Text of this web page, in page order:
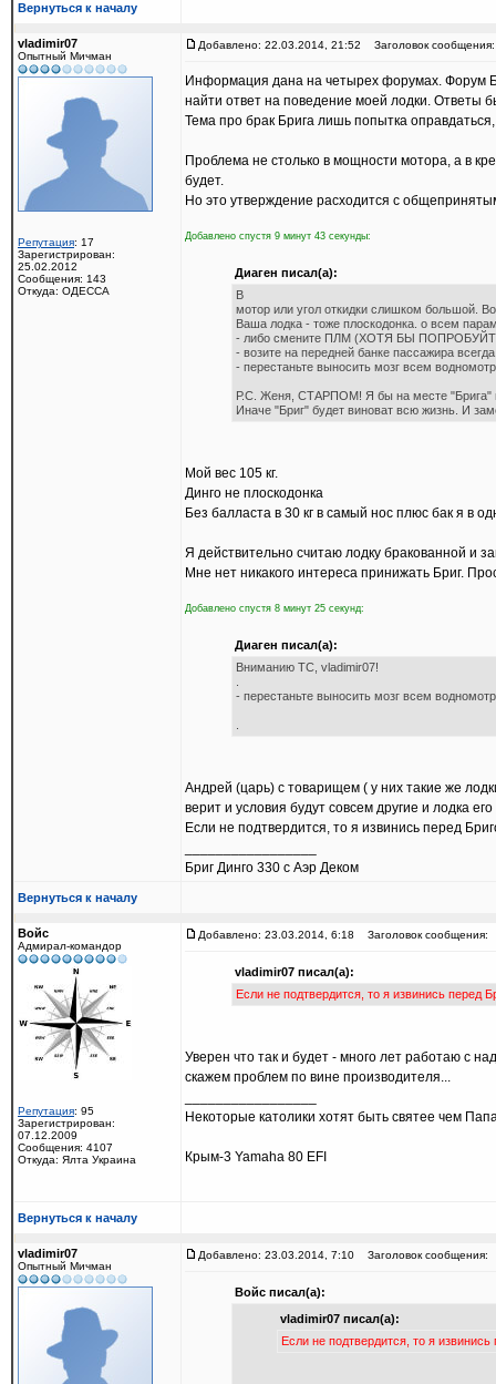
Вернуться к началу
vladimir07
Опытный Мичман
Репутация: 17
Зарегистрирован:
25.02.2012
Сообщения: 143
Откуда: ОДЕССА
Добавлено: 22.03.2014, 21:52 Заголовок сообщения:
Информация дана на четырех форумах. Форум
найти ответ на поведение моей лодки. Ответы
Тема про брак Брига лишь попытка
Проблема не столько в мощности мотора, а в
будет.
Но это утверждение расходится с
Добавлено спустя 9 минут 43 секунды:
Диаген писал(а):
В
мотор или угол откидки слишком большой.
Ваша лодка - тоже плоскодонка. о всем
- либо смените ПЛМ (ХОТЯ БЫ
- возите на передней банке пассажира
- перестаньте выносить мозг всем
Р.С. Женя, СТАРПОМ! Я бы на месте "Брига"
Иначе "Бриг" будет виноват всю жизнь. И
Мой вес 105 кг.
Динго не плоскодонка
Без балласта в 30 кг в самый нос плюс бак я в
Я действительно считаю лодку бракованной и
Мне нет никакого интереса принижать Бриг.
Добавлено спустя 8 минут 25 секунд:
Диаген писал(а):
Вниманию ТС, vladimir07!
- перестаньте выносить мозг всем
Андрей (царь) с товарищем ( у них такие же
верит и условия будут совсем другие и лодка
Если не подтвердится, то я извинись перед
Бриг Динго 330 с Аэр Деком
Вернуться к началу
Войс
Адмирал-командор
Репутация: 95
Зарегистрирован:
07.12.2009
Сообщения: 4107
Откуда: Ялта Украина
Добавлено: 23.03.2014, 6:18 Заголовок сообщения:
vladimir07 писал(а):
Если не подтвердится, то я извинись
Уверен что так и будет - много лет работаю с
скажем проблем по вине производителя...
Некоторые католики хотят быть святее чем
Крым-3 Yamaha 80 EFI
Вернуться к началу
vladimir07
Опытный Мичман
Добавлено: 23.03.2014, 7:10 Заголовок сообщения:
Войс писал(а):
vladimir07 писал(а):
Если не подтвердится, то я